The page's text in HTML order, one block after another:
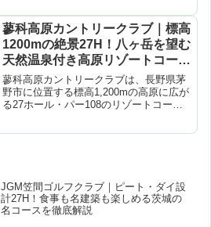
横浜方面から約60分という抜群のアクセ
スが最大の魅力。...
蓼科高原カントリークラブ｜標高
1200mの絶景27H！八ヶ岳を望む
天然温泉付き高原リゾートコース
を徹底解説
蓼科高原カントリークラブは、長野県茅
野市に位置する標高1,200mの高原に広が
る27ホール・パー108のリゾートコース
JGM笠間ゴルフクラブ｜ピート・ダイ設
計27H！食事も名建築も楽しめる茨城の
名コースを徹底解説